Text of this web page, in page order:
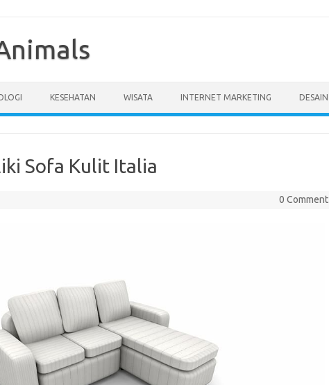
KESEHATAN WISATA INTERNET MARKETING DESAIN
Sofa Kulit Italia
0 Comment